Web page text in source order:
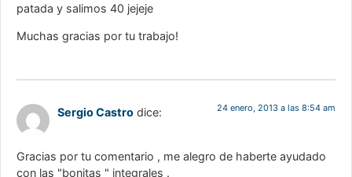
patada y salimos 40 jejeje
Muchas gracias por tu trabajo!
Sergio Castro dice: 24 enero, 2013 a las 8:54 am
Gracias por tu comentario , me alegro de haberte ayudado
con las "bonitas " integrales .